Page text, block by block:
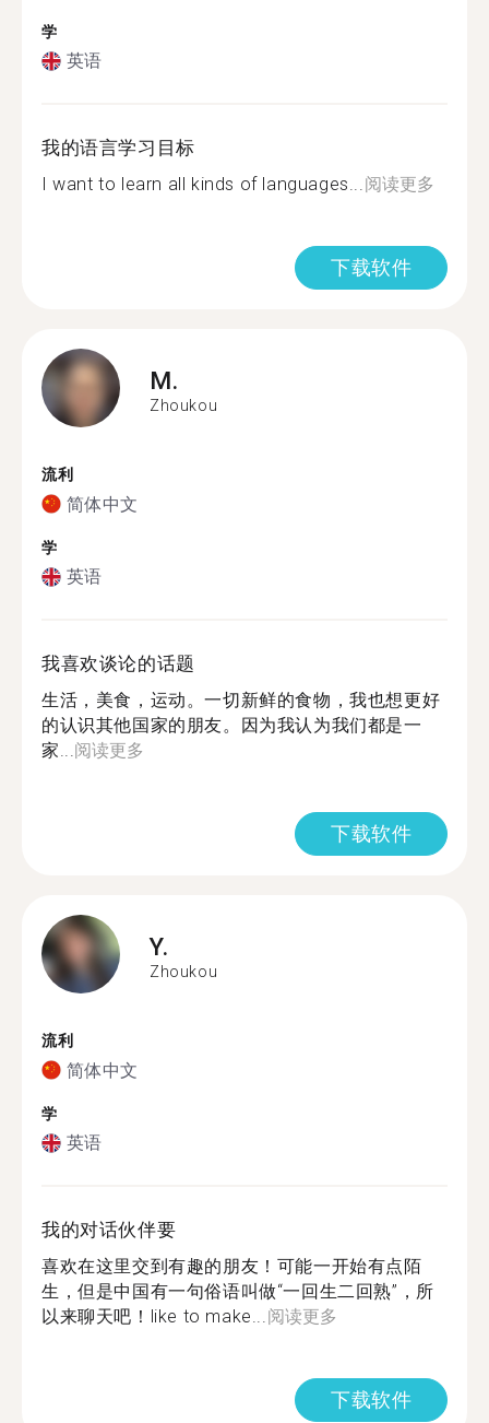
学
英语
我的语言学习目标
I want to learn all kinds of languages...阅读更多
下载软件
M.
Zhoukou
流利
简体中文
学
英语
我喜欢谈论的话题
生活，美食，运动。一切新鲜的食物，我也想更好
的认识其他国家的朋友。因为我认为我们都是一
家...阅读更多
下载软件
Y.
Zhoukou
流利
简体中文
学
英语
我的对话伙伴要
喜欢在这里交到有趣的朋友！可能一开始有点陌
生，但是中国有一句俗语叫做“一回生二回熟”，所
以来聊天吧！like to make...阅读更多
下载软件